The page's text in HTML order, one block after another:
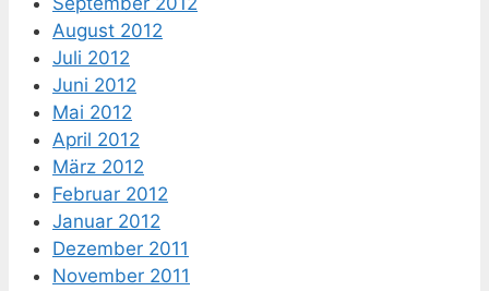
August 2012
Juli 2012
Juni 2012
Mai 2012
April 2012
März 2012
Februar 2012
Januar 2012
Dezember 2011
November 2011